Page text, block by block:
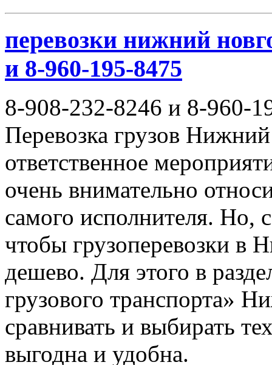
перевозки нижний
и 8-960-195-8475
8-908-232-8246 и 8-960-
Перевозка грузов
ответственное
очень внимательно
самого исполнителя. Но,
чтобы грузоперевозки в
дешево. Для этого в
грузового транспорта»
сравнивать и выбирать
выгодна и удобна.